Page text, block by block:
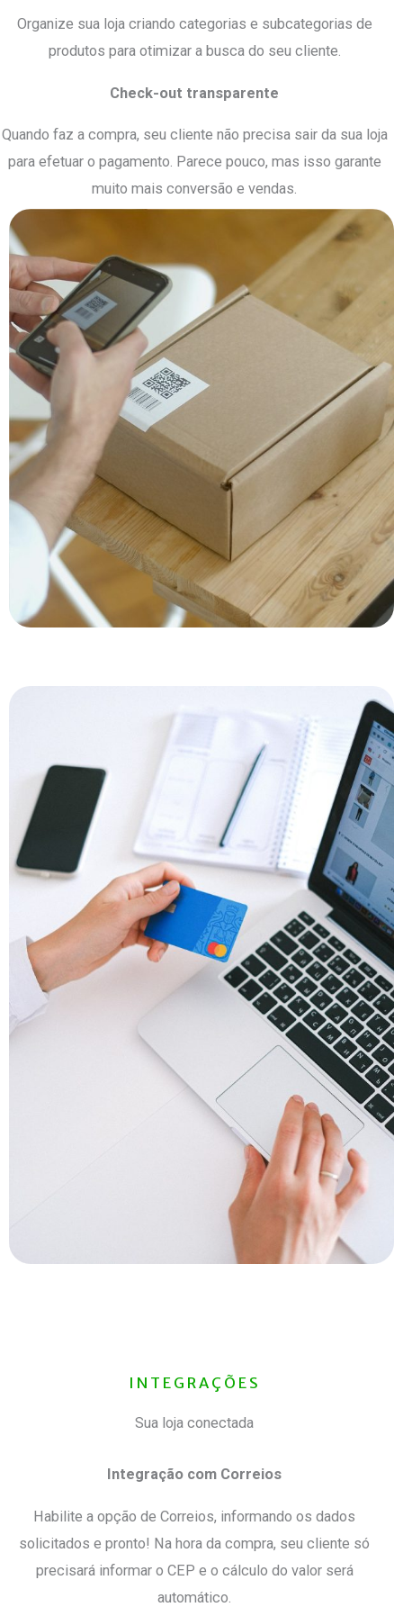
Organize sua loja criando categorias e subcategorias de
produtos para otimizar a busca do seu cliente.
Check-out transparente
Quando faz a compra, seu cliente não precisa sair da sua loja
para efetuar o pagamento. Parece pouco, mas isso garante
muito mais conversão e vendas.
INTEGRAÇÕES
Sua loja conectada
Integração com Correios
Habilite a opção de Correios, informando os dados
solicitados e pronto! Na hora da compra, seu cliente só
precisará informar o CEP e o cálculo do valor será
automático.